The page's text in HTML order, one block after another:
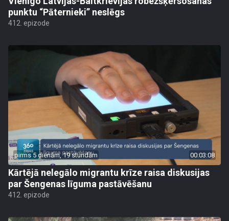
punktu “Pāternieki” neslēgs
412. epizode
pirms 5 dienām, 19 stundām 00:03:08
Kārtējā nelegālo migrantu krīze raisa diskusijas
par Šengenas līguma pastāvēšanu
412. epizode